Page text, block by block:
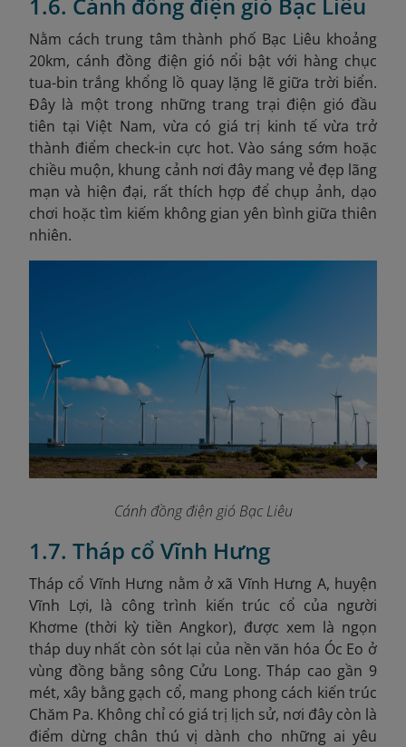
Nằm cách trung tâm thành phố Bạc Liêu khoảng
20km, cánh đồng điện gió nổi bật với hàng chục
tua-bin trắng khổng lồ quay lặng lẽ giữa trời biển.
Đây là một trong những trang trại điện gió đầu
tiên tại Việt Nam, vừa có giá trị kinh tế vừa trở
thành điểm check-in cực hot. Vào sáng sớm hoặc
chiều muộn, khung cảnh nơi đây mang vẻ đẹp lãng
mạn và hiện đại, rất thích hợp để chụp ảnh, dạo
chơi hoặc tìm kiếm không gian yên bình giữa thiên
nhiên.
Cánh đồng điện gió Bạc Liêu
1.7. Tháp cổ Vĩnh Hưng
Tháp cổ Vĩnh Hưng nằm ở xã Vĩnh Hưng A, huyện
Vĩnh Lợi, là công trình kiến trúc cổ của người
Khơme (thời kỳ tiền Angkor), được xem là ngọn
tháp duy nhất còn sót lại của nền văn hóa Óc Eo ở
vùng đồng bằng sông Cửu Long. Tháp cao gần 9
mét, xây bằng gạch cổ, mang phong cách kiến trúc
Chăm Pa. Không chỉ có giá trị lịch sử, nơi đây còn là
điểm dừng chân thú vị dành cho những ai yêu